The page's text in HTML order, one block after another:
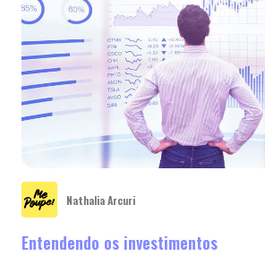
Nathalia Arcuri
Entendendo os investimentos